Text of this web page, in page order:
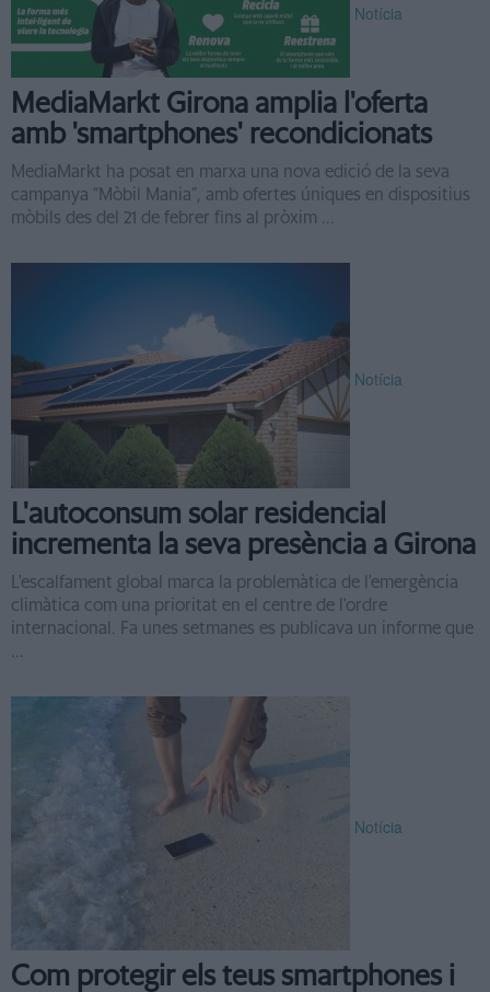
Notícia
MediaMarkt Girona amplia l'oferta
amb 'smartphones' recondicionats
MediaMarkt ha posat en marxa una nova edició de la seva
campanya “Mòbil Mania”, amb ofertes úniques en dispositius
mòbils des del 21 de febrer fins al pròxim ...
Notícia
L'autoconsum solar residencial
incrementa la seva presència a Girona
L'escalfament global marca la problemàtica de l'emergència
climàtica com una prioritat en el centre de l'ordre
internacional. Fa unes setmanes es publicava un informe que
Notícia
Com protegir els teus smartphones i